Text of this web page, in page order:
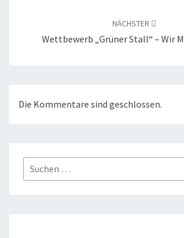
NÄCHSTER
Wettbewerb „Grüner Stall“ – Wir
Die Kommentare sind geschlossen.
Suchen
nach: